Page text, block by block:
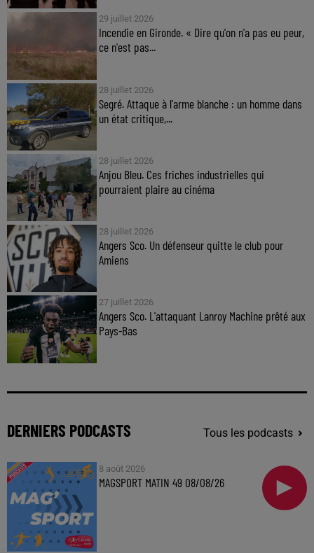
29 juillet 2026
Incendie en Gironde. « Dire qu'on n'a pas eu peur,
ce n'est pas...
28 juillet 2026
Segré. Attaque à l'arme blanche : un homme dans
un état critique,...
28 juillet 2026
Anjou Bleu. Ces friches industrielles qui
pourraient plaire au cinéma
28 juillet 2026
Angers Sco. Un défenseur quitte le club pour
Amiens
27 juillet 2026
Angers Sco. L'attaquant Lanroy Machine prêté aux
Pays-Bas
DERNIERS PODCASTS Tous les podcasts
8 août 2026
MAGSPORT MATIN 49 08/08/26